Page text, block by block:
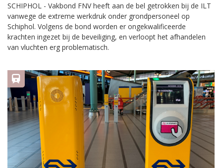
SCHIPHOL - Vakbond FNV heeft aan de bel getrokken bij de ILT
vanwege de extreme werkdruk onder grondpersoneel op
Schiphol. Volgens de bond worden er ongekwalificeerde
krachten ingezet bij de beveiliging, en verloopt het afhandelen
van vluchten erg problematisch.